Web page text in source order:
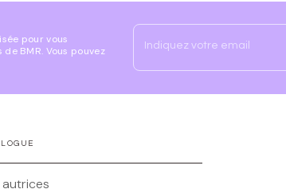
pour vous
BMR. Vous pouvez
Indiquez votre email
autrices